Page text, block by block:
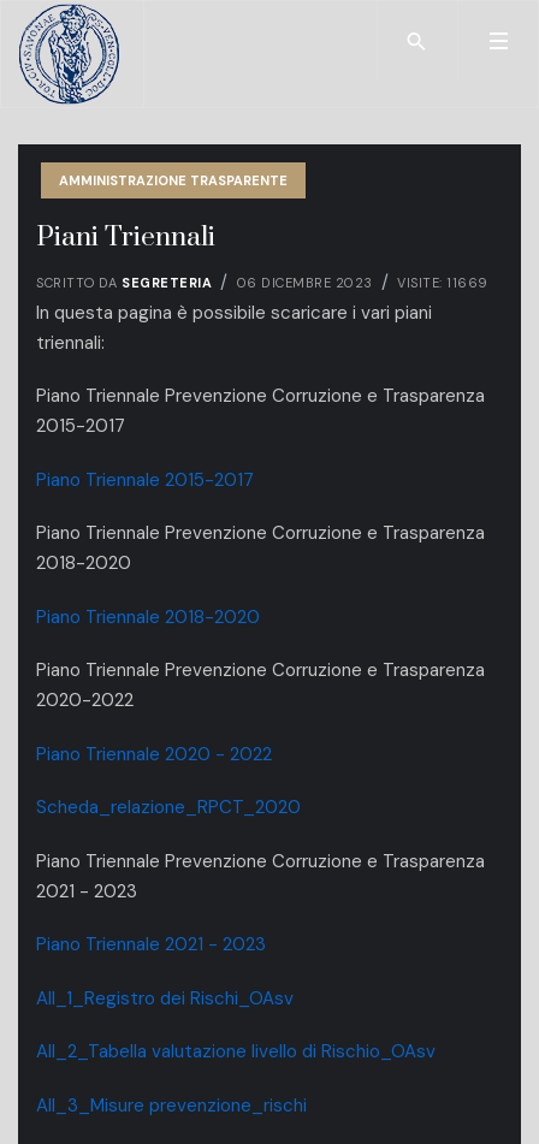
AMMINISTRAZIONE TRASPARENTE
Piani Triennali
SCRITTO DA SEGRETERIA 06 DICEMBRE 2023 VISITE: 11669
In questa pagina è possibile scaricare i vari piani
triennali:
Piano Triennale Prevenzione Corruzione e Trasparenza
2015-2017
Piano Triennale 2015-2017
Piano Triennale Prevenzione Corruzione e Trasparenza
2018-2020
Piano Triennale 2018-2020
Piano Triennale Prevenzione Corruzione e Trasparenza
2020-2022
Piano Triennale 2020 - 2022
Scheda_relazione_RPCT_2020
Piano Triennale Prevenzione Corruzione e Trasparenza
2021 - 2023
Piano Triennale 2021 - 2023
All_1_Registro dei Rischi_OAsv
All_2_Tabella valutazione livello di Rischio_OAsv
All_3_Misure prevenzione_rischi